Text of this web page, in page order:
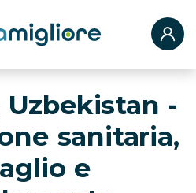
-
sanitaria,
e